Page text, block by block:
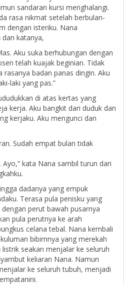
sandaran kursi menghalangi.
rasa nikmat setelah berbulan-
dengan isteriku. Nana
katanya,
Aku suka berhubungan dengan
telah kuajak beginian. Tidak
badan panas dingin. Aku
laki yang pas.”
di atas kertas yang
kerja. Aku bangkit dari duduk dan
kerjaku. Aku mengunci dan
Sudah empat bulan tidak
Ayo,” kata Nana sambil turun dari
dadanya yang empuk
Terasa pula penisku yang
perut bawah pusarnya
pula perutnya ke arah
celana tebal. Nana kembali
bibirnnya yang merekah
seakan menjalar ke seluruh
keliaran Nana. Namun
ke seluruh tubuh, menjadi